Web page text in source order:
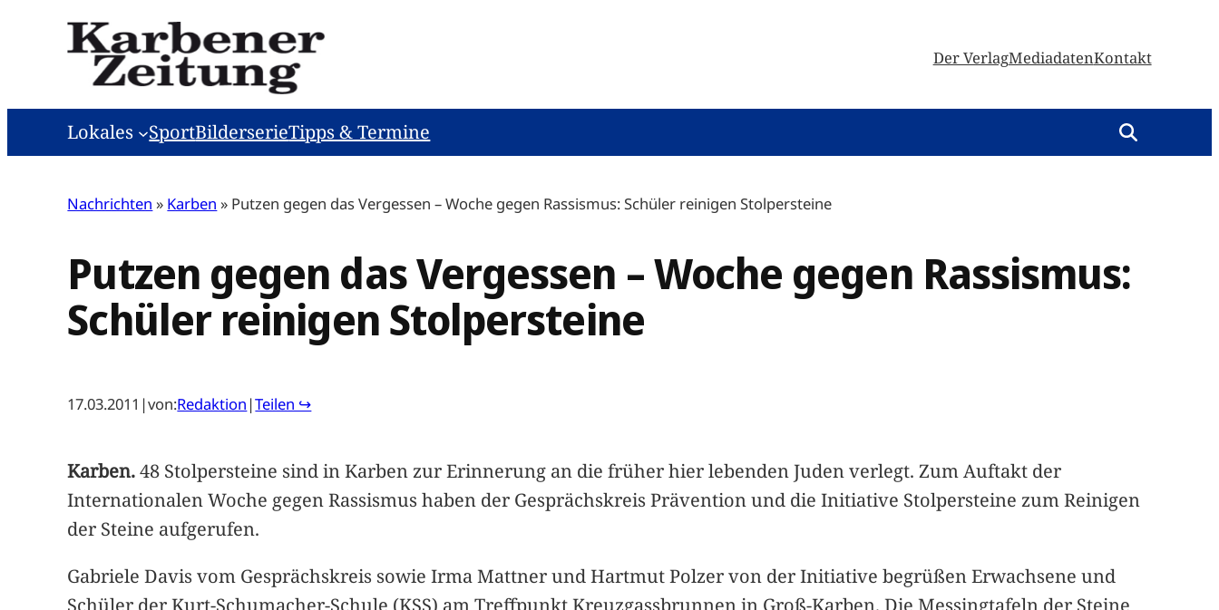
Der VerlagMediadatenKontakt
Lokales SportBilderserieTipps & Termine
Nachrichten » Karben » Putzen gegen das Vergessen – Woche gegen Rassismus: Schüler reinigen Stolpersteine
Putzen gegen das Vergessen – Woche gegen Rassismus:
Schüler reinigen Stolpersteine
17.03.2011 |von:Redaktion |Teilen ↪
Karben.48 Stolpersteine sind in Karben zur Erinnerung an die früher hier lebenden Juden verlegt. Zum Auftakt der
Internationalen Woche gegen Rassismus haben der Gesprächskreis Prävention und die Initiative Stolpersteine zum Reinigen
der Steine aufgerufen.
Gabriele Davis vom Gesprächskreis sowie Irma Mattner und Hartmut Polzer von der Initiative begrüßen Erwachsene und
Schüler der Kurt-Schumacher-Schule (KSS) am Treffpunkt Kreuzgassbrunnen in Groß-Karben. Die Messingtafeln der Steine